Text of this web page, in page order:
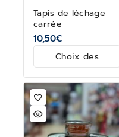
Tapis de léchage
carrée
10,50€
Choix des